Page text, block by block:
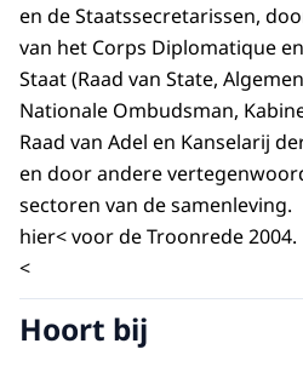
en de Staatssecretarissen,
van het Corps Diplomatique
Staat (Raad van State,
Nationale Ombudsman,
Raad van Adel en Kanselarij
en door andere
sectoren van de samenleving.
hier< voor de Troonrede 2004.
<
Hoort bij